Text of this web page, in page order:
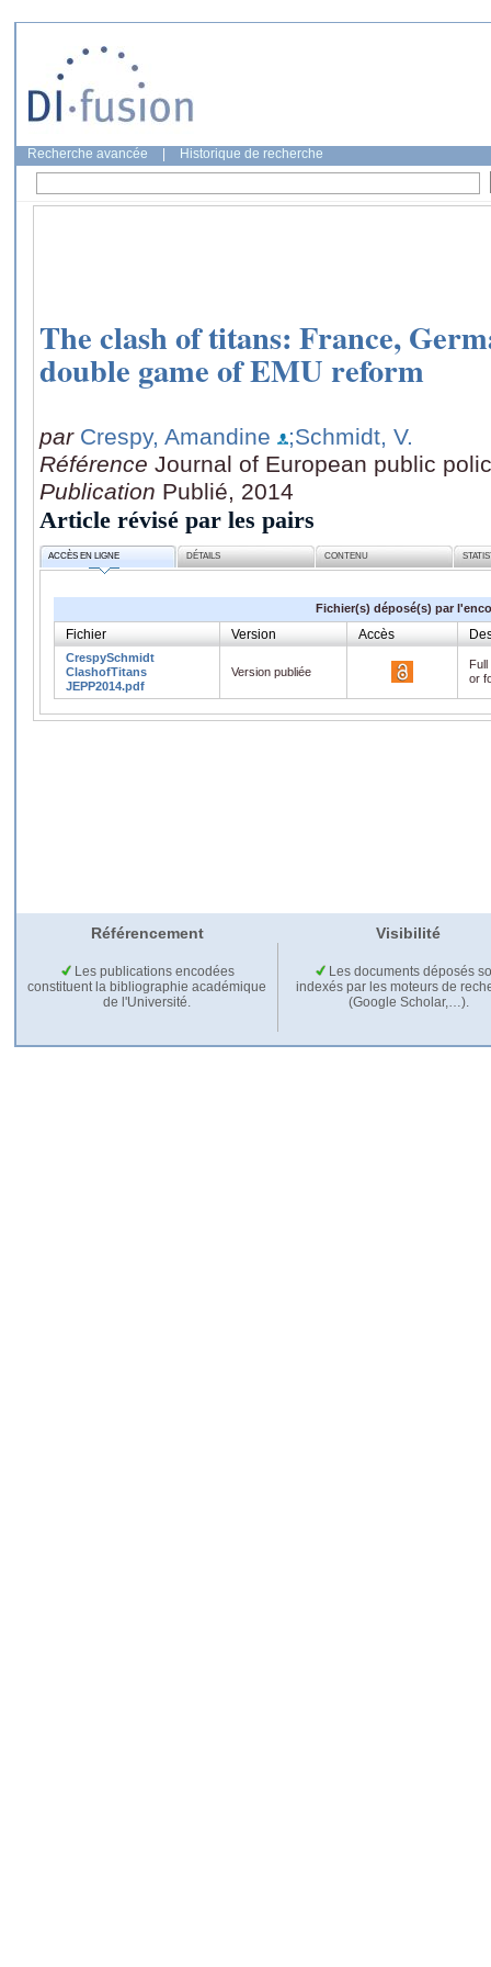
Recherche avancée Historique de recherche
The clash of titans: France,
double game of EMU reform
par Crespy, Amandine
;Schmidt, V.
Référence Journal of European public
Publication Publié, 2014
Article révisé par les pairs
ACCÈS EN LIGNE DÉTAILS CONTENU
Fichier(s) déposé(s) par
Fichier Version Accès
CrespySchmidt
ClashofTitans
JEPP2014.pdf
Version publiée
or
Référencement Visibilité
Les publications encodées
constituent la bibliographie académique
de l'Université.
Les documents déposés
indexés par les moteurs de
(Google Scholar,…).